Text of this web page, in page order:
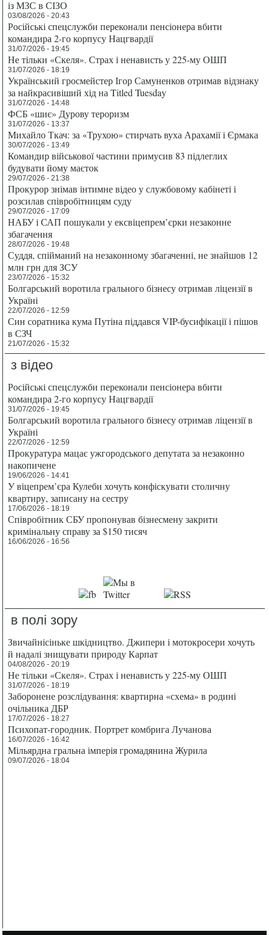
із МЗС в СІЗО
03/08/2026 - 20:43
Російські спецслужби переконали пенсіонера вбити
командира 2-го корпусу Нацгвардії
31/07/2026 - 19:45
Не тільки «Скеля». Страх і ненависть у 225-му ОШП
31/07/2026 - 18:19
Український гросмейстер Ігор Самуненков отримав відзнаку
за найкрасивіший хід на Titled Tuesday
31/07/2026 - 14:48
ФСБ «шиє» Дурову тероризм
31/07/2026 - 13:37
Михайло Ткач: за «Трухою» стирчать вуха Арахамії і Єрмака
30/07/2026 - 13:49
Командир військової частини примусив 83 підлеглих
будувати йому маєток
29/07/2026 - 21:38
Прокурор знімав інтимне відео у службовому кабінеті і
розсилав співробітницям суду
29/07/2026 - 17:09
НАБУ і САП пошукали у ексвіцепрем’єрки незаконне
збагачення
28/07/2026 - 19:48
Суддя, спійманий на незаконному збагаченні, не знайшов 12
млн грн для ЗСУ
23/07/2026 - 15:32
Болгарський воротила грального бізнесу отримав ліцензії в
Україні
22/07/2026 - 12:59
Син соратника кума Путіна піддався VIP-бусифікації і пішов
в СЗЧ
21/07/2026 - 15:32
з відео
Російські спецслужби переконали пенсіонера вбити
командира 2-го корпусу Нацгвардії
31/07/2026 - 19:45
Болгарський воротила грального бізнесу отримав ліцензії в
Україні
22/07/2026 - 12:59
Прокуратура мацає ужгородського депутата за незаконно
накопичене
19/06/2026 - 14:41
У віцепрем’єра Кулеби хочуть конфіскувати столичну
квартиру, записану на сестру
17/06/2026 - 18:19
Співробітник СБУ пропонував бізнесмену закрити
кримінальну справу за $150 тисяч
16/06/2026 - 16:56
в полі зору
Звичайнісіньке шкідництво. Джипери і мотокросери хочуть
й надалі знищувати природу Карпат
04/08/2026 - 20:19
Не тільки «Скеля». Страх і ненависть у 225-му ОШП
31/07/2026 - 18:19
Заборонене розслідування: квартирна «схема» в родині
очільника ДБР
17/07/2026 - 18:27
Психопат-городник. Портрет комбрига Лучанова
16/07/2026 - 16:42
Мільярдна гральна імперія громадянина Журила
09/07/2026 - 18:04